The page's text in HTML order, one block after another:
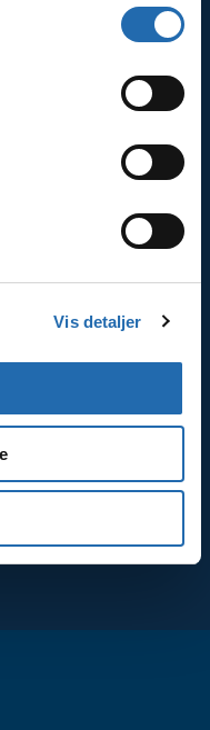
Vis detaljer
Specialist
til markedets